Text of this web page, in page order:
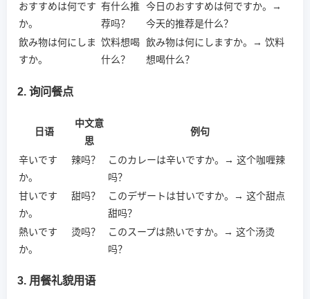
おすすめは何です
か。
有什么推
荐吗？
今日のおすすめは何ですか。→
今天的推荐是什么？
飲み物は何にしま
すか。
饮料想喝
什么？
飲み物は何にしますか。→ 饮料
想喝什么？
2. 询问餐点
日语
中文意
思
例句
辛いです
か。
辣吗？
このカレーは辛いですか。→ 这个咖喱辣
吗？
甘いです
か。
甜吗？
このデザートは甘いですか。→ 这个甜点
甜吗？
熱いです
か。
烫吗？
このスープは熱いですか。→ 这个汤烫
吗？
3. 用餐礼貌用语